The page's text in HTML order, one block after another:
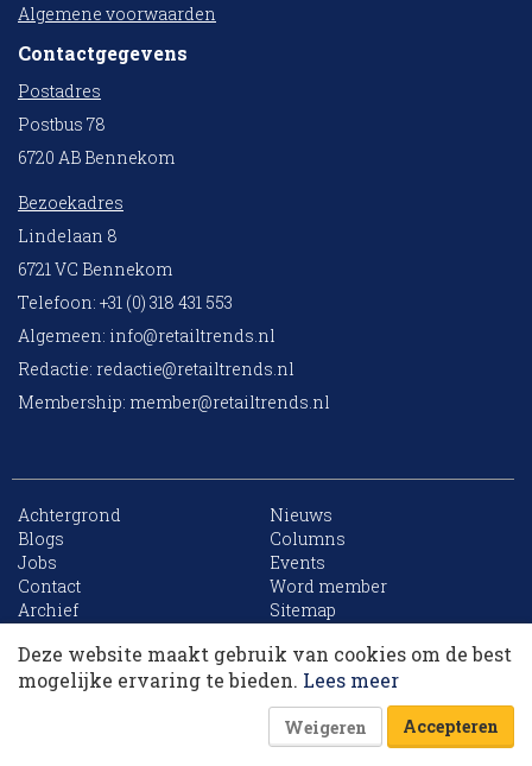
Algemene voorwaarden
Contactgegevens
Postadres
Postbus 78
6720 AB Bennekom
Bezoekadres
Lindelaan 8
6721 VC Bennekom
Telefoon: +31 (0) 318 431 553
Algemeen: info@retailtrends.nl
Redactie: redactie@retailtrends.nl
Membership: member@retailtrends.nl
Achtergrond
Nieuws
Blogs
Columns
Jobs
Events
Contact
Word member
Archief
Sitemap
Website is powered by
Deze website maakt gebruik van cookies om de best
mogelijke ervaring te bieden. Lees meer
Weigeren Accepteren
Korting op events